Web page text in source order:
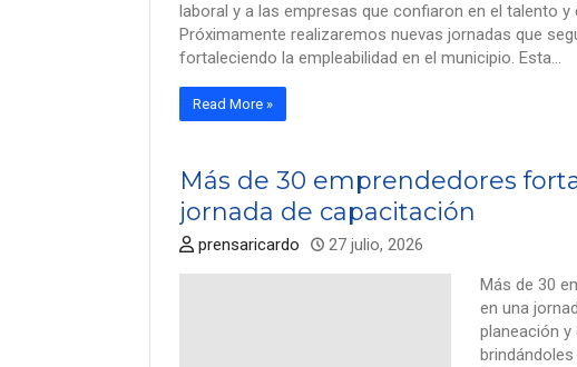
laboral y a las empresas que confiaron en el talento
Próximamente realizaremos nuevas jornadas que
fortaleciendo la empleabilidad en el municipio. Esta…
Read More »
Más de 30 emprendedores
jornada de capacitación
prensaricardo 27 julio, 2026
Más de 30
en una
planeación